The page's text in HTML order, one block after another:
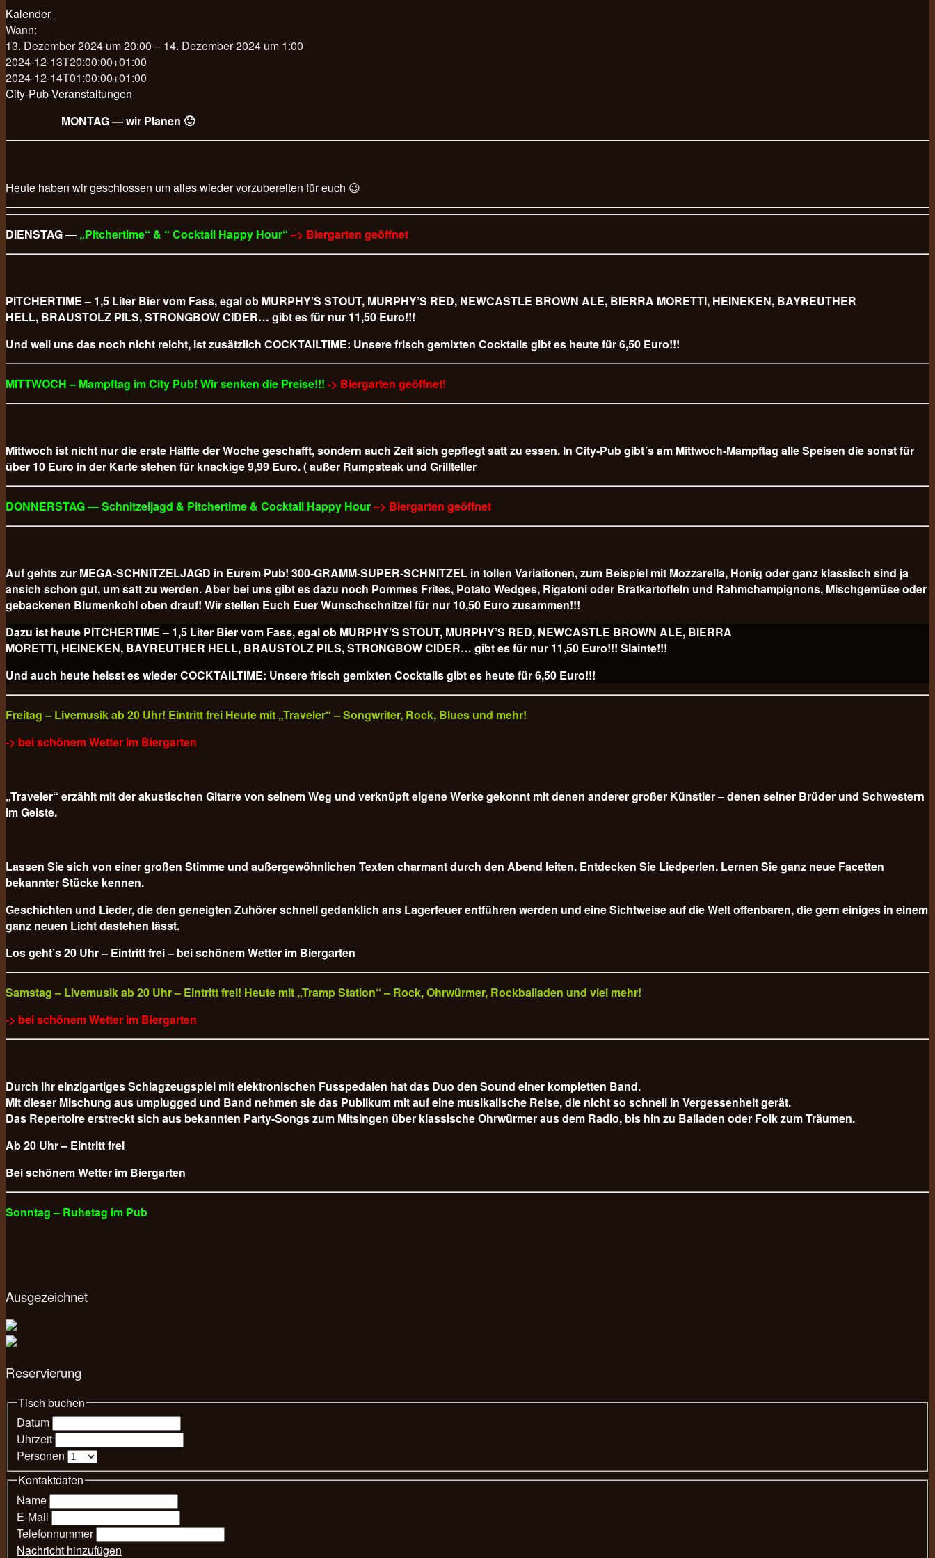
Kalender
Wann:
13. Dezember 2024 um 20:00 – 14. Dezember 2024 um 1:00
2024-12-13T20:00:00+01:00
2024-12-14T01:00:00+01:00
City-Pub-Veranstaltungen
MONTAG — wir Planen 🙂
Heute haben wir geschlossen um alles wieder vorzubereiten für euch 😉
DIENSTAG — „Pitchertime“ & “ Cocktail Happy Hour“–> Biergarten geöffnet
PITCHERTIME – 1,5 Liter Bier vom Fass, egal ob MURPHY’S STOUT, MURPHY’S RED, NEWCASTLE BROWN ALE, BIERRA MORETTI, HEINEKEN, BAYREUTHER
HELL, BRAUSTOLZ PILS, STRONGBOW CIDER… gibt es für nur 11,50 Euro!!!
Und weil uns das noch nicht reicht, ist zusätzlich COCKTAILTIME: Unsere frisch gemixten Cocktails gibt es heute für 6,50 Euro!!!
MITTWOCH – Mampftag im City Pub! Wir senken die Preise!!! -> Biergarten geöffnet!
Mittwoch ist nicht nur die erste Hälfte der Woche geschafft, sondern auch Zeit sich gepflegt satt zu essen. In City-Pub gibt´s am Mittwoch-Mampftag alle Speisen die sonst für
über 10 Euro in der Karte stehen für knackige 9,99 Euro. ( außer Rumpsteak und Grillteller
DONNERSTAG — Schnitzeljagd & Pitchertime & Cocktail Happy Hour–> Biergarten geöffnet
Auf gehts zur MEGA-SCHNITZELJAGD in Eurem Pub! 300-GRAMM-SUPER-SCHNITZEL in tollen Variationen, zum Beispiel mit Mozzarella, Honig oder ganz klassisch sind ja
ansich schon gut, um satt zu werden. Aber bei uns gibt es dazu noch Pommes Frites, Potato Wedges, Rigatoni oder Bratkartoffeln und Rahmchampignons, Mischgemüse oder
gebackenen Blumenkohl oben drauf! Wir stellen Euch Euer Wunschschnitzel für nur 10,50 Euro zusammen!!!
Dazu ist heute PITCHERTIME – 1,5 Liter Bier vom Fass, egal ob MURPHY’S STOUT, MURPHY’S RED, NEWCASTLE BROWN ALE, BIERRA
MORETTI, HEINEKEN, BAYREUTHER HELL, BRAUSTOLZ PILS, STRONGBOW CIDER… gibt es für nur 11,50 Euro!!! Slainte!!!
Und auch heute heisst es wieder COCKTAILTIME: Unsere frisch gemixten Cocktails gibt es heute für6,50 Euro!!!
Freitag – Livemusik ab 20 Uhr! Eintritt frei Heute mit „Traveler“ – Songwriter, Rock, Blues und mehr!
-> bei schönem Wetter im Biergarten
„Traveler“ erzählt mit der akustischen Gitarre von seinem Weg und verknüpft eigene Werke gekonnt mit denen anderer großer Künstler – denen seiner Brüder und Schwestern
im Geiste.
Lassen Sie sich von einer großen Stimme und außergewöhnlichen Texten charmant durch den Abend leiten. Entdecken Sie Liedperlen. Lernen Sie ganz neue Facetten
bekannter Stücke kennen.
Geschichten und Lieder, die den geneigten Zuhörer schnell gedanklich ans Lagerfeuer entführen werden und eine Sichtweise auf die Welt offenbaren, die gern einiges in einem
ganz neuen Licht dastehen lässt.
Los geht’s 20 Uhr – Eintritt frei – bei schönem Wetter im Biergarten
Samstag – Livemusik ab 20 Uhr – Eintritt frei! Heute mit „Tramp Station“ – Rock, Ohrwürmer, Rockballaden und viel mehr!
-> bei schönem Wetter im Biergarten
Durch ihr einzigartiges Schlagzeugspiel mit elektronischen Fusspedalen hat das Duo den Sound einer kompletten Band.
Mit dieser Mischung aus umplugged und Band nehmen sie das Publikum mit auf eine musikalische Reise, die nicht so schnell in Vergessenheit gerät.
Das Repertoire erstreckt sich aus bekannten Party-Songs zum Mitsingen über klassische Ohrwürmer aus dem Radio, bis hin zu Balladen oder Folk zum Träumen.
Ab 20 Uhr – Eintritt frei
Bei schönem Wetter im Biergarten
Sonntag – Ruhetag im Pub
Ausgezeichnet
Reservierung
Tisch buchen
Datum
Uhrzeit
Personen
Kontaktdaten
Name
E-Mail
Telefonnummer
Nachricht hinzufügen